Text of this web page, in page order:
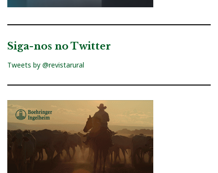
Siga-nos no Twitter
Tweets by @revistarural